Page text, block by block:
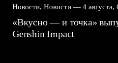
Новости, Новости — 4 августа,
«Вкусно — и точка»
Genshin Impact⁠⁠